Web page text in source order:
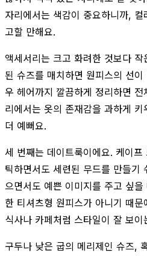
자리에서는 색감이 중요하니까,
고할 만해요.
액세서리는 크고 화려한 것보다
된 슈즈를 매치하면 원피스의 선
우 헤어까지 깔끔하게 정리하면
리에서는 옷의 존재감을 과하게
더 예뻐요.
세 번째는 데이트룩이에요. 케이
틱하면서도 세련된 무드를 만들기
으면서도 예쁜 이미지를 주고 싶
한 티셔츠형 원피스가 아니기 때
식사나 카페처럼 스타일이 잘 보
구두나 낮은 굽의 메리제인 슈즈,